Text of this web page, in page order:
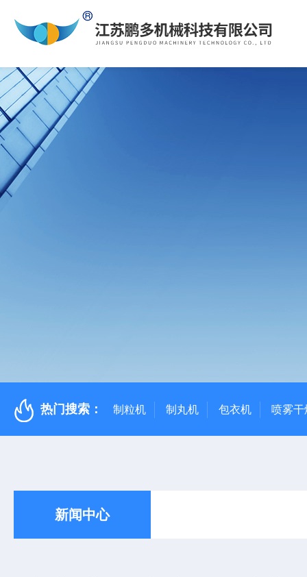
热门搜索： 制粒机 制丸机 包衣机 喷雾干
新闻中心